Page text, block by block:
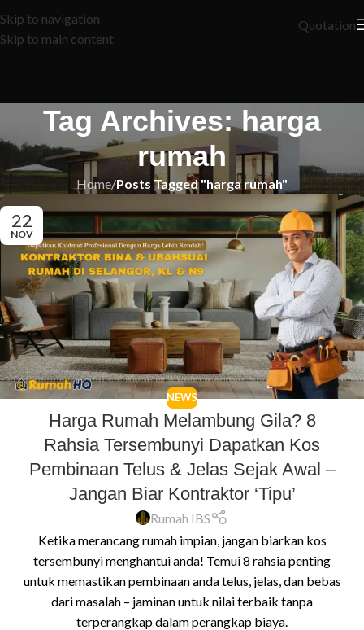
Skip to navigation
Skip to main content
Quotation
Tag Archives: harga
rumah
Home/Posts Tagged "harga rumah"
22
NOV
NEWS
Harga Rumah Melambung Gila? 8
Rahsia Tersembunyi Dapatkan Kos
Pembinaan Telus & Jelas Sejak Awal –
Jangan Biar Kontraktor ‘Tipu’
Rumah IBS
Ketika merancang rumah impian, jangan biarkan kos
tersembunyi menghantui anda! Temui 8 rahsia penting
untuk memastikan pembinaan anda telus, jelas, dan bebas
dari masalah – jaminan untuk nilai terbaik tanpa
terperangkap dalam perangkap biaya.